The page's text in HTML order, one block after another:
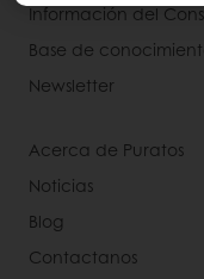
Información del
Base de
Newsletter
Acerca de Puratos
Noticias
Blog
Contactanos